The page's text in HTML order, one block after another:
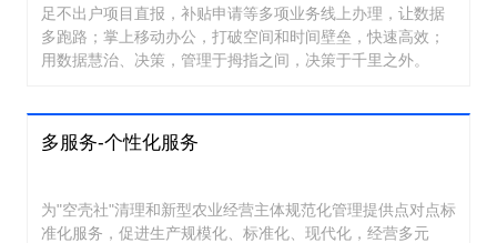
足不出户项目直报，补贴申请等多项业务线上办理，让数据
多跑路；掌上移动办公，打破空间和时间壁垒，快速高效；
用数据慧治、决策，管理于拇指之间，决策于千里之外。
多服务-个性化服务
为"空壳社"清理和新型农业经营主体规范化管理提供点对点标
准化服务，促进生产规模化、标准化、现代化，经营多元